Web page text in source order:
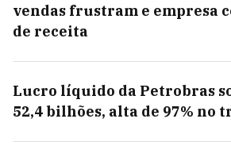
vendas frustram e empresa
de receita
Lucro líquido da Petrobras
52,4 bilhões, alta de 97% no